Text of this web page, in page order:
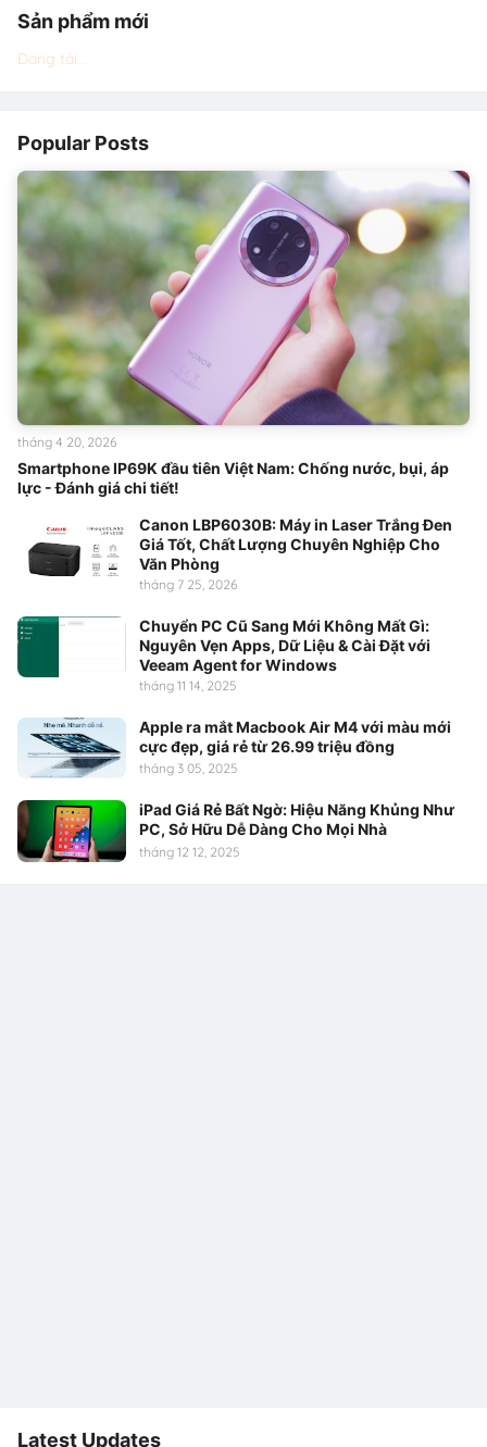
Sản phẩm mới
Đang tải...
Popular Posts
Smartphone IP69K đầu tiên Việt Nam: Chống nước, bụi, áp
lực - Đánh giá chi tiết!
tháng 4 20, 2026
Canon LBP6030B: Máy in Laser Trắng Đen
Giá Tốt, Chất Lượng Chuyên Nghiệp Cho
Văn Phòng
tháng 7 25, 2026
Chuyển PC Cũ Sang Mới Không Mất Gì:
Nguyên Vẹn Apps, Dữ Liệu & Cài Đặt với
Veeam Agent for Windows
tháng 11 14, 2025
Apple ra mắt Macbook Air M4 với màu mới
cực đẹp, giá rẻ từ 26.99 triệu đồng
tháng 3 05, 2025
iPad Giá Rẻ Bất Ngờ: Hiệu Năng Khủng Như
PC, Sở Hữu Dễ Dàng Cho Mọi Nhà
tháng 12 12, 2025
Latest Updates